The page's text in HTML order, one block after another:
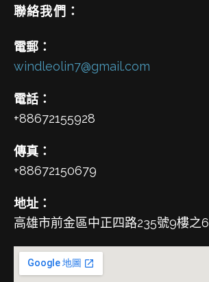
聯絡我們：
電郵：
windleolin7@gmail.com
電話：
+88672155928
傳真：
+88672150679
地址：
高雄市前金區中正四路235號9樓之6